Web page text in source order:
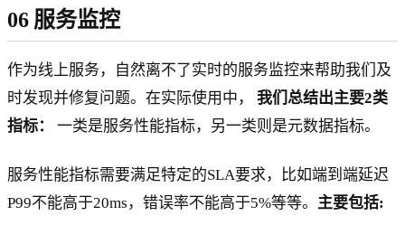
06 服务监控
作为线上服务，自然离不了实时的服务监控来帮助我们及
时发现并修复问题。在实际使用中， 我们总结出主要2类
指标：
一类是服务性能指标，另一类则是元数据指标。
服务性能指标需要满足特定的SLA要求，比如端到端延迟
P99不能高于20ms，错误率不能高于5%等等。 主要包括: